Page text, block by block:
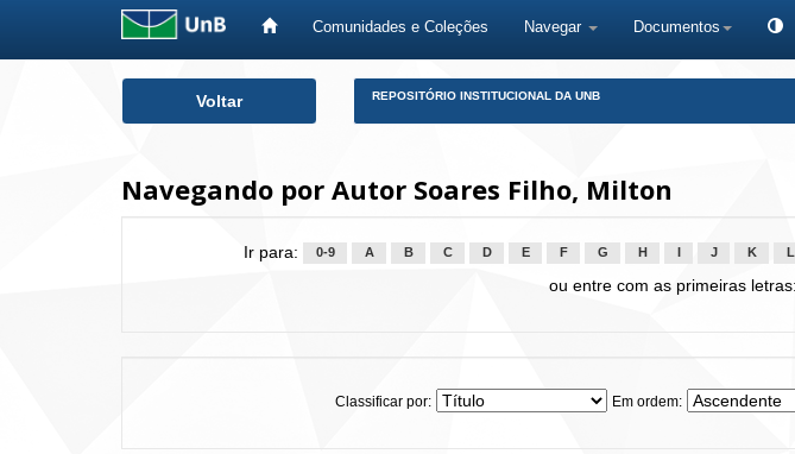
Comunidades e Coleções Navegar Documentos
Voltar REPOSITÓRIO INSTITUCIONAL DA UNB
Navegando por Autor Soares Filho, Milton
Ir para: 0-9 A B C D E F G H J K L
ou entre com as primeiras letras:
Classificar por: Em ordem: